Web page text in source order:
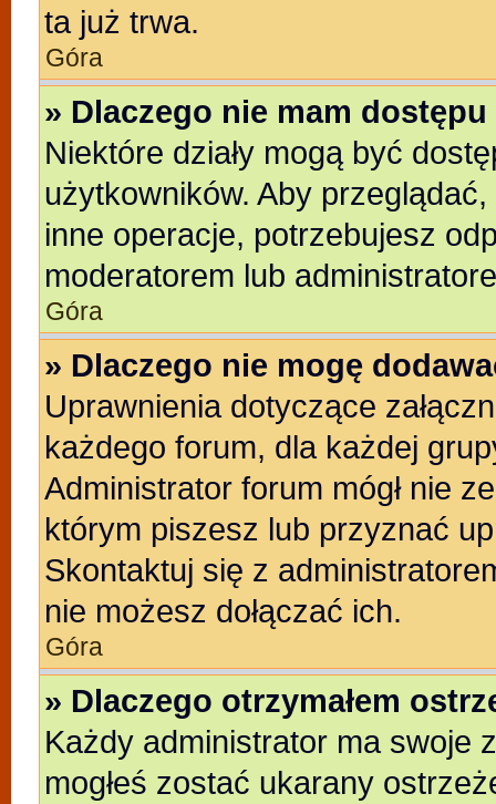
ta już trwa.
Góra
» Dlaczego nie mam dostępu
Niektóre działy mogą być
użytkowników. Aby
inne operacje, potrzebujesz
moderatorem lub
Góra
» Dlaczego nie mogę
Uprawnienia dotyczące
każdego forum, dla każdej
Administrator forum mógł nie
którym piszesz lub przyznać
Skontaktuj się z
nie możesz dołączać ich.
Góra
» Dlaczego otrzymałem
Każdy administrator ma swoje
mogłeś zostać ukarany